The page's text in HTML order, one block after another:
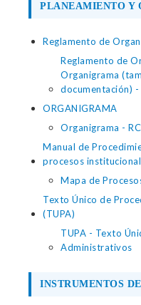
PLANEAMIENTO Y
Reglamento de
Reglamento de
Organigrama
documentación)
ORGANIGRAMA
Organigrama -
Manual de
procesos institucional
Mapa de
Texto Único de
(TUPA)
TUPA - Texto
Administrativos
INSTRUMENTOS